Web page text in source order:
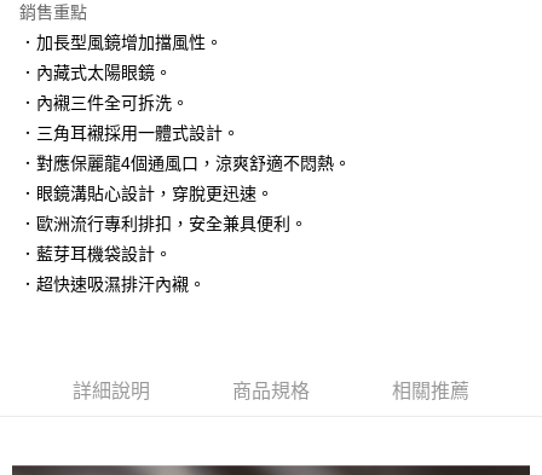
台新國際商業銀行
台灣樂天信用卡公司
Google Pay
全盈+PAY
大哥付你分期
相關說明
【大哥付你分期使用說明】
2.付款方式選擇「大哥付你分期」，訂單成立後會自動跳轉到大哥付的交易
流程，驗證手機門號後，選擇欲分期的期數、繳款截止日，確認付款後即完
成交易。
3.實際核准額度、可分期數及費用金額請依後續交易確認頁面所載為準。
4.訂單成立30分鐘內，如未前往確認交易或遇審核未通過，訂單將自動取
醒簡訊。
AFTEE先享後付
相關說明
【關於「AFTEE先享後付」】
AFTEE先享後付是「在收到商品之後才付款」的支付方式。 讓您購物簡單
便利好安心！
【「AFTEE先享後付」結帳流程】
ATM付款
每筆NT$80，滿NT$1,999(含以上)免運費
銷售重點
．加長型風鏡增加擋風性。
．內藏式太陽眼鏡。
．內襯三件全可拆洗。
．三角耳襯採用一體式設計。
．對應保麗龍4個通風口，涼爽舒適不悶熱。
．眼鏡溝貼心設計，穿脫更迅速。
．歐洲流行專利排扣，安全兼具便利。
．藍芽耳機袋設計。
．超快速吸濕排汗內襯。
詳細說明 商品規格 相關推薦